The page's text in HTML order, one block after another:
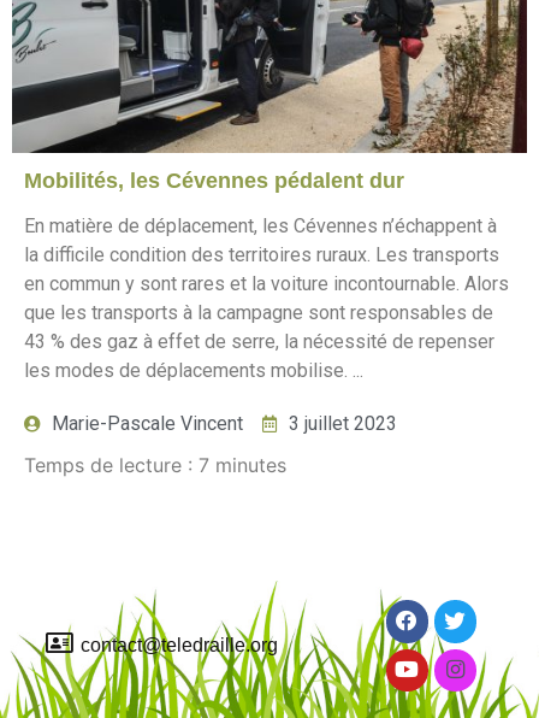
Mobilités, les Cévennes pédalent dur
En matière de déplacement, les Cévennes n’échappent à
la difficile condition des territoires ruraux. Les transports
en commun y sont rares et la voiture incontournable. Alors
que les transports à la campagne sont responsables de
43 % des gaz à effet de serre, la nécessité de repenser
les modes de déplacements mobilise. ...
Marie-Pascale Vincent 3 juillet 2023
Temps de lecture : 7 minutes
contact@teledraille.org